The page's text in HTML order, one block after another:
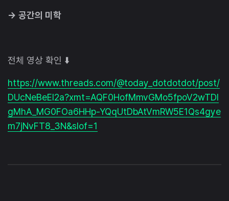
→ 공간의 미학
전체 영상 확인 ⬇️
https://www.threads.com/@today_dotdotdot/post/
DUcNeBeEl2a?xmt=AQF0HofMmvGMo5fpoV2wTDI
gMhA_MG0FOa6HHp-YQqUtDbAtVmRW5E1Qs4gye
m7jNvFT8_3N&slof=1